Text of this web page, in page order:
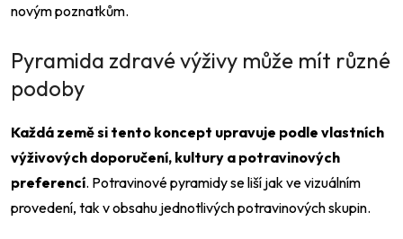
novým poznatkům.
Pyramida zdravé výživy může mít různé
podoby
Každá země si tento koncept upravuje podle vlastních
výživových doporučení, kultury a potravinových
preferencí. Potravinové pyramidy se liší jak ve vizuálním
provedení, tak v obsahu jednotlivých potravinových skupin.